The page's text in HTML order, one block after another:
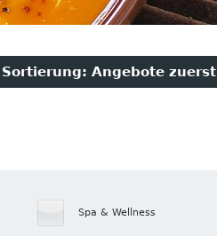
Sortierung: Angebote zuerst
Spa & Wellness